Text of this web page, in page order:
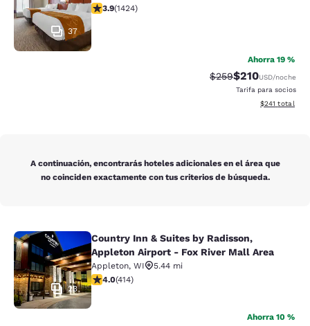
37
calificación de 3.87 estrellas. Bueno. 1424 reseñas
3.9(1424)
Ahorra 19 %
Precio tachado:
$259Precio con
$210USD/noche
Tarifa para socios
Ver detalles
$241 total
A continuación, encontrarás hoteles adicionales en el área que
no coinciden exactamente con tus criterios de búsqueda.
Country Inn & Suites by Radisson,
23
Country Inn & Suites by Radisson,
Appleton Airport - Fox River Mall Area
Appleton, WI
5.44 mi
calificación de 3.96 estrellas. Bueno. 414 reseñas
4.0(414)
Ahorra 10 %